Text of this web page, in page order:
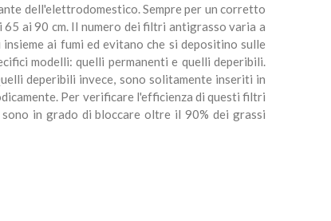
dell'elettrodomestico. Sempre per un corretto
ai 90 cm. Il numero dei filtri antigrasso varia a
ai fumi ed evitano che si depositino sulle
modelli: quelli permanenti e quelli deperibili.
deperibili invece, sono solitamente inseriti in
Per verificare l'efficienza di questi filtri
in grado di bloccare oltre il 90% dei grassi